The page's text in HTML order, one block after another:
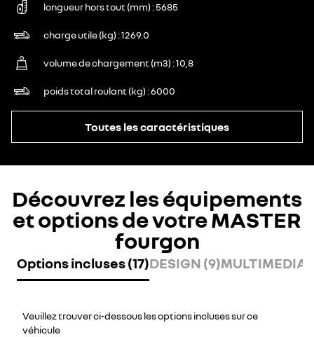
longueur hors tout (mm) 5685
charge utile (kg) 1269.0
volume de chargement (m3) 10,8
poids total roulant (kg) 6000
Toutes les caractéristiques
Découvrez les équipements
et options de votre MASTER
fourgon
Options incluses (17)DESIGN (9)MULTIMEDIA
Veuillez trouver ci-dessous les options incluses sur ce
véhicule